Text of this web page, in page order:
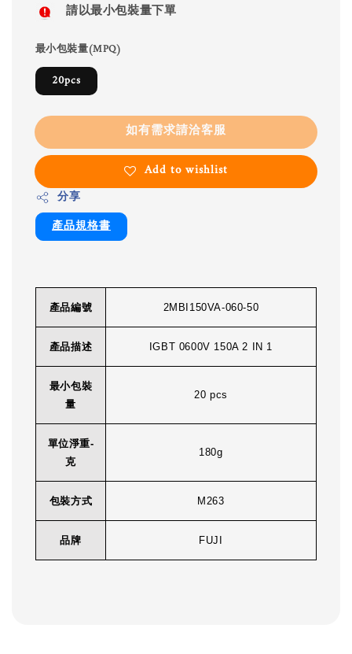
請以最小包裝量下單
最小包裝量(MPQ)
20pcs
如有需求請洽客服
Add to wishlist
分享
產品規格書
產品編號 2MBI150VA-060-50
產品描述 IGBT 0600V 150A 2 IN 1
最小包裝
量
20 pcs
單位淨重-
克
180g
包裝方式 M263
品牌 FUJI